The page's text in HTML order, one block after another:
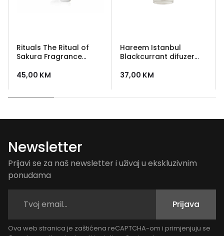
Rituals The Ritual of
Sakura Fragrance
70 ml
45,00 KM
Hareem Istanbul
Blackcurrant difuzer
prostor
37,00 KM
Newsletter
Prijavi se za naš newsletter i uživaj u ekskluzivnim
ponudama
Prijava
Ova web stranica je zaštićena reCAPTCHA-om i primjenjuju se